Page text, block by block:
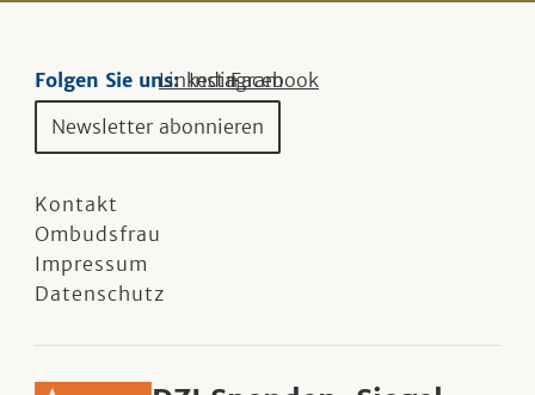
Folgen Sie uns:Linkedin
Instagram
Facebook
Newsletter abonnieren
Kontakt
Ombudsfrau
Impressum
Datenschutz